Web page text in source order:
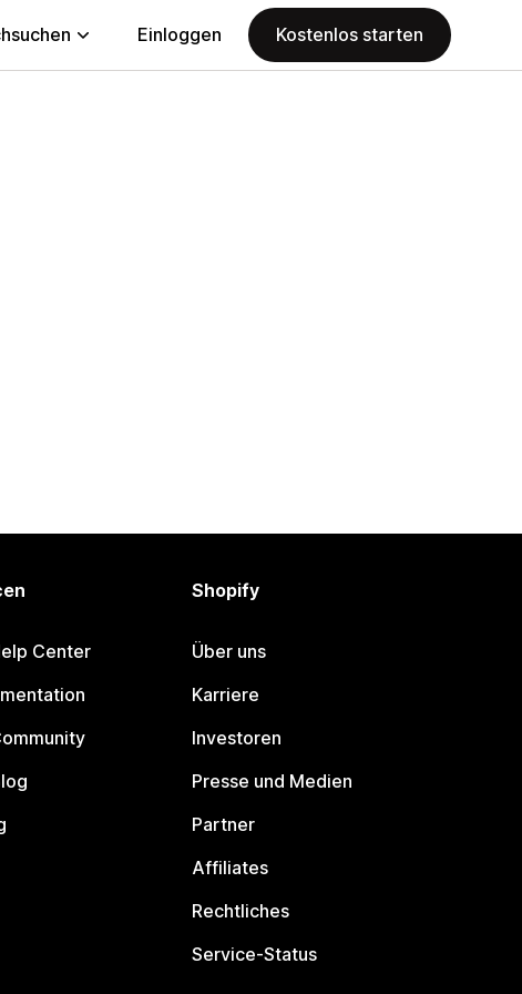
Einloggen Kostenlos starten
Center
Shopify
Über uns
Karriere
Investoren
Presse und Medien
Partner
Affiliates
Rechtliches
Service-Status